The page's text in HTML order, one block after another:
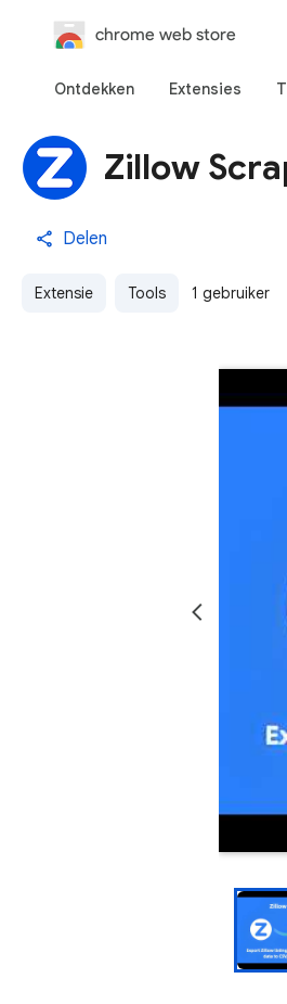
chrome web store
Ontdekken Extensies
Zillow
Delen
Extensie Tools 1 gebruiker